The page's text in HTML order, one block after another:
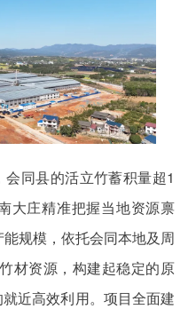
同县的活立竹蓄积量超1
大庄精准把握当地资源禀
规模，依托会同本地及周
材资源，构建起稳定的原
近高效利用。项目全面建